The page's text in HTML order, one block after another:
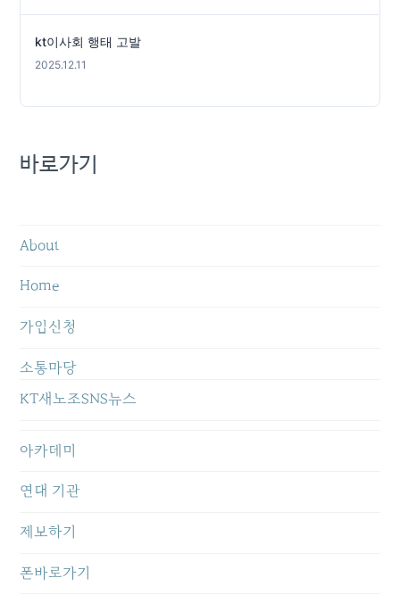
kt이사회 행태 고발
2025.12.11
바로가기
About
Home
가입신청
소통마당
KT새노조SNS뉴스
아카데미
연대 기관
제보하기
폰바로가기